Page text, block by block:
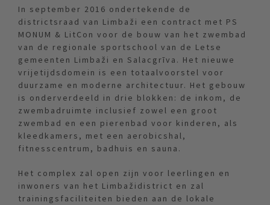
In september 2016 ondertekende de
districtsraad van Limbaži een contract met PS
MONUM & LitCon voor de bouw van het zwembad
van de regionale sportschool van de Letse
gemeenten Limbaži en Salacgrīva. Het nieuwe
vrijetijdsdomein is een totaalvoorstel voor
duurzame en moderne architectuur. Het gebouw
is onderverdeeld in drie blokken: de inkom, de
zwembadruimte inclusief zowel een groot
zwembad en een pierenbad voor kinderen, als
kleedkamers, met een aerobicshal,
fitnesscentrum, badhuis en sauna.
Het complex zal open zijn voor leerlingen en
inwoners van het Limbažidistrict en zal
trainingsfaciliteiten bieden aan de lokale